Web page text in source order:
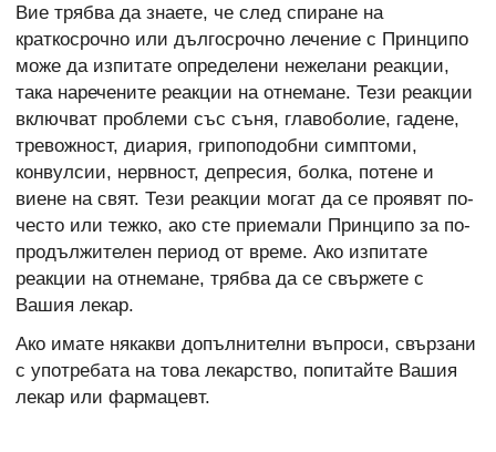
Вие трябва да знаете, че след спиране на
краткосрочно или дългосрочно лечение с Принципо
може да изпитате определени нежелани реакции,
така наречените реакции на отнемане. Тези реакции
включват проблеми със съня, главоболие, гадене,
тревожност, диария, грипоподобни симптоми,
конвулсии, нервност, депресия, болка, потене и
виене на свят. Тези реакции могат да се проявят по-
често или тежко, ако сте приемали Принципо за по-
продължителен период от време. Ако изпитате
реакции на отнемане, трябва да се свържете с
Вашия лекар.
Ако имате някакви допълнителни въпроси, свързани
с употребата на това лекарство, попитайте Вашия
лекар или фармацевт.